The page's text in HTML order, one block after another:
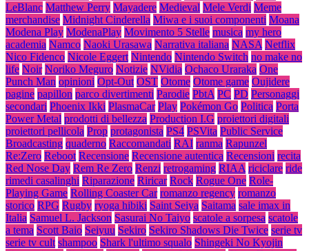
LeBlanc Matthew Perry Mayadere Medieval Mele Verdi Meme
merchandise Midnight Cinderella Miwa e i suoi componenti Moana
Modena Play ModenaPlay Movimento 5 Stelle musica my hero
academia Namco Naoki Urasawa Narrativa italiana NASA Netflix
Nico Fidenco Nicole Eggert Nintendo Nintendo Switch no make no
life Noir Noriko Meguro Notizie NVidia Ochaco Uraraka One
Punch Man opinioni Opt-Out OST Otome Otome game Oujidere
pagine papillon parco divertimenti Parodie PbtA PC PD Personaggi
secondari Phoenix Ikki PlasmaCar Play Pokémon Go Politica Porta
Power Metal prodotti di bellezza Production I.G proiettori digitali
proiettori pellicola Prop protagonista PS4 PSVita Public Service
Broadcasting quaderno Raccomandati RAI ranma Rapunzel
Re:Zero Reboot Recensione Recensione autentica Recensioni recita
Red Nose Day Rem Re Zero Renzi retrogaming RIAA riciclare ride
rimedi casalinghi Riparazione Riricar Rock Rogue One Role-
Playing Game Rolling Coaster Car romanzo regency romanzo
storico RPG Rugby ryoga hibiki Saint Seiya Saitama sale imax in
Italia Samuel L. Jackson Sasurai No Taiyo scatole a sorpesa scatole
a tema Scott Baio Seiyuu Sekiro Sekiro Shadows Die Twice serie tv
serie tv cult shampoo Shark l'ultimo squalo Shingeki No Kyojin